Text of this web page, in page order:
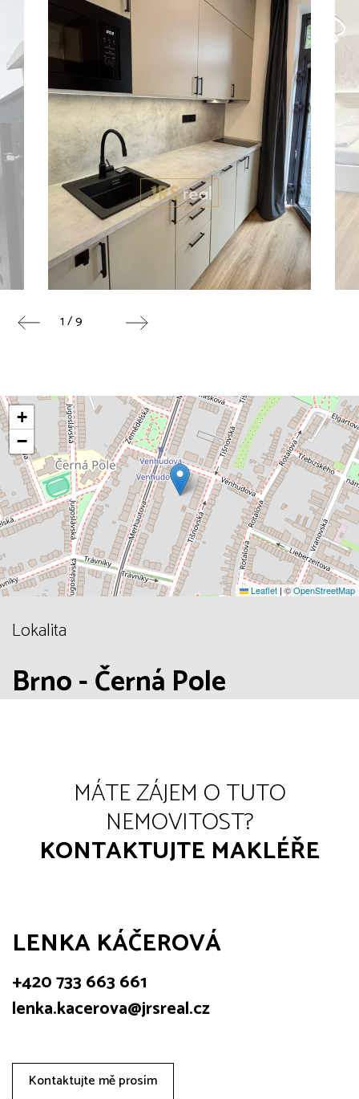
1 / 9
+
−
Leaflet|©OpenStreetMap
Lokalita
Brno - Černá Pole
MÁTE ZÁJEM O TUTO
NEMOVITOST?
KONTAKTUJTE MAKLÉŘE
LENKA KÁČEROVÁ
+420 733 663 661
lenka.kacerova@jrsreal.cz
Kontaktujte mě prosím